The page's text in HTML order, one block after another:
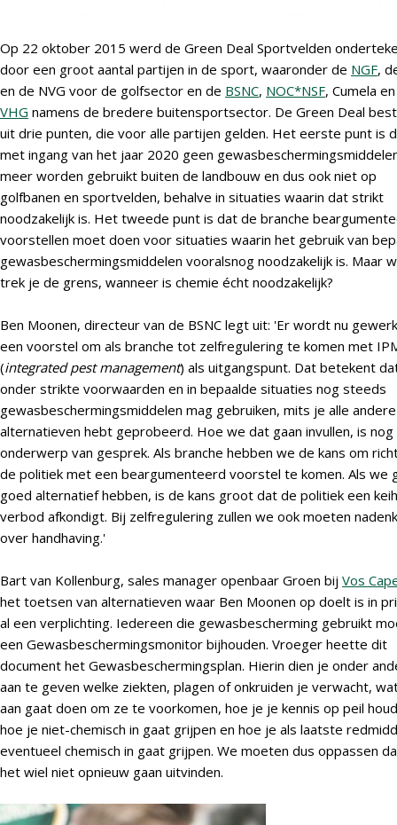
Op 22 oktober 2015 werd de Green Deal Sportvelden
door een groot aantal partijen in de sport, waaronder de NGF,
en de NVG voor de golfsector en de BSNC, NOC*NSF, Cumela
VHG namens de bredere buitensportsector. De Green Deal
uit drie punten, die voor alle partijen gelden. Het eerste punt is
met ingang van het jaar 2020 geen
meer worden gebruikt buiten de landbouw en dus ook niet op
golfbanen en sportvelden, behalve in situaties waarin dat strikt
noodzakelijk is. Het tweede punt is dat de branche
voorstellen moet doen voor situaties waarin het gebruik van
gewasbeschermingsmiddelen vooralsnog noodzakelijk is. Maar
trek je de grens, wanneer is chemie écht noodzakelijk?
Ben Moonen, directeur van de BSNC legt uit: 'Er wordt nu
een voorstel om als branche tot zelfregulering te komen met
(integrated pest management) als uitgangspunt. Dat betekent
onder strikte voorwaarden en in bepaalde situaties nog steeds
gewasbeschermingsmiddelen mag gebruiken, mits je alle andere
alternatieven hebt geprobeerd. Hoe we dat gaan invullen, is nog
onderwerp van gesprek. Als branche hebben we de kans om
de politiek met een beargumenteerd voorstel te komen. Als we
goed alternatief hebben, is de kans groot dat de politiek een
verbod afkondigt. Bij zelfregulering zullen we ook moeten
over handhaving.'
Bart van Kollenburg, sales manager openbaar Groen bij Vos
het toetsen van alternatieven waar Ben Moonen op doelt is in
al een verplichting. Iedereen die gewasbescherming gebruikt
een Gewasbeschermingsmonitor bijhouden. Vroeger heette dit
document het Gewasbeschermingsplan. Hierin dien je onder
aan te geven welke ziekten, plagen of onkruiden je verwacht,
aan gaat doen om ze te voorkomen, hoe je je kennis op peil
hoe je niet-chemisch in gaat grijpen en hoe je als laatste
eventueel chemisch in gaat grijpen. We moeten dus oppassen
het wiel niet opnieuw gaan uitvinden.